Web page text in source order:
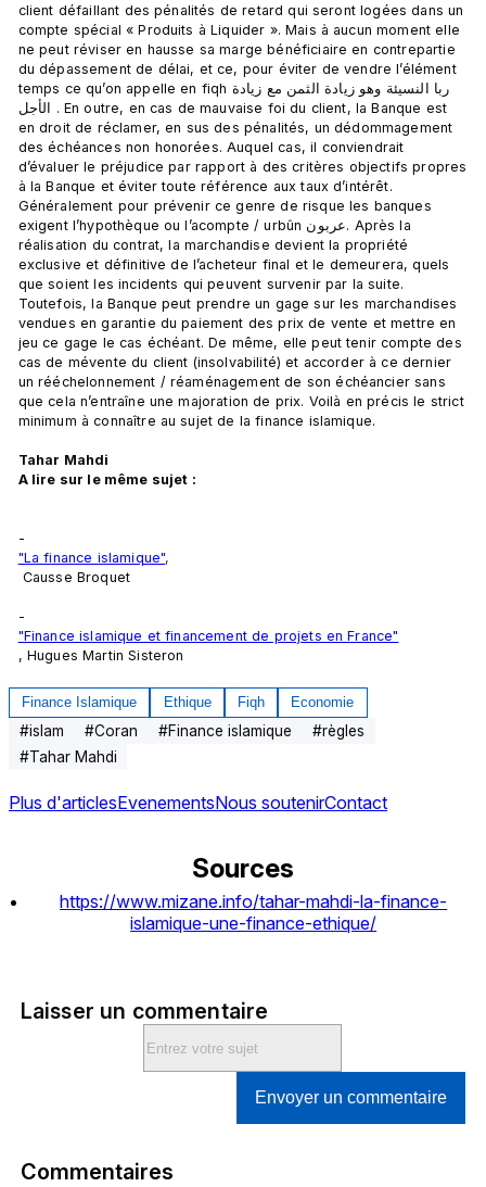
client défaillant des pénalités de retard qui seront logées dans un
compte spécial « Produits à Liquider ». Mais à aucun moment elle
ne peut réviser en hausse sa marge bénéficiaire en contrepartie
du dépassement de délai, et ce, pour éviter de vendre l’élément
temps ce qu’on appelle en fiqhربا النسيئة وهو زيادة الثمن مع زيادة
الأجل . En outre, en cas de mauvaise foi du client, la Banque est
en droit de réclamer, en sus des pénalités, un dédommagement
des échéances non honorées. Auquel cas, il conviendrait
d’évaluer le préjudice par rapport à des critères objectifs propres
à la Banque et éviter toute référence aux taux d’intérêt.
Généralement pour prévenir ce genre de risque les banques
exigent l’hypothèque ou l’acompte / urbûn عربون. Après la
réalisation du contrat, la marchandise devient la propriété
exclusive et définitive de l’acheteur final et le demeurera, quels
que soient les incidents qui peuvent survenir par la suite.
Toutefois, la Banque peut prendre un gage sur les marchandises
vendues en garantie du paiement des prix de vente et mettre en
jeu ce gage le cas échéant. De même, elle peut tenir compte des
cas de mévente du client (insolvabilité) et accorder à ce dernier
un rééchelonnement / réaménagement de son échéancier sans
que cela n’entraîne une majoration de prix. Voilà en précis le strict
minimum à connaître au sujet de la finance islamique.
Tahar Mahdi
A lire sur le même sujet :
-
"La finance islamique",
-
"Finance islamique et financement de projets en France"
, Hugues Martin Sisteron
Finance Islamique Ethique Fiqh Economie
#islam #Coran #Finance islamique #règles
#Tahar Mahdi
Plus d'articlesEvenementsNous soutenirContact
Sources
https://www.mizane.info/tahar-mahdi-la-finance-
islamique-une-finance-ethique/
Laisser un commentaire
Envoyer un commentaire
Commentaires